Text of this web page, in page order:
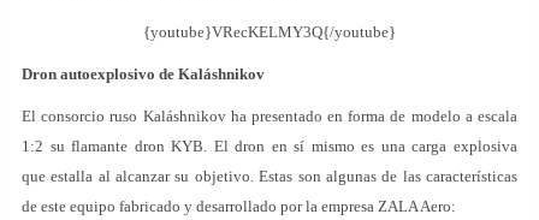
{youtube}VRecKELMY3Q{/youtube}
Dron autoexplosivo de Kaláshnikov
El consorcio ruso Kaláshnikov ha presentado en forma de modelo a escala
1:2 su flamante dron KYB. El dron en sí mismo es una carga explosiva
que estalla al alcanzar su objetivo. Estas son algunas de las características
de este equipo fabricado y desarrollado por la empresa ZALA Aero: